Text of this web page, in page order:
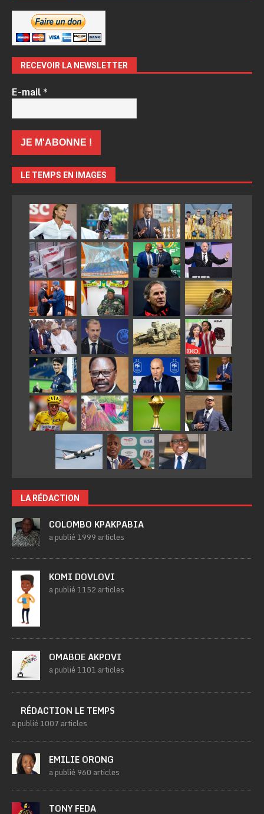
RECEVOIR LA NEWSLETTER
E-mail*
LE TEMPS EN IMAGES
LA RÉDACTION
COLOMBO KPAKPABIA
a publié 1999 articles
KOMI DOVLOVI
a publié 1152 articles
OMABOE AKPOVI
a publié 1101 articles
RÉDACTION LE TEMPS
a publié 1007 articles
EMILIE ORONG
a publié 960 articles
TONY FEDA